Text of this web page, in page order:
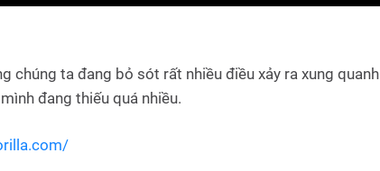
chúng ta đang bỏ sót rất nhiều điều xảy ra xung quanh
đang thiếu quá nhiều.‎